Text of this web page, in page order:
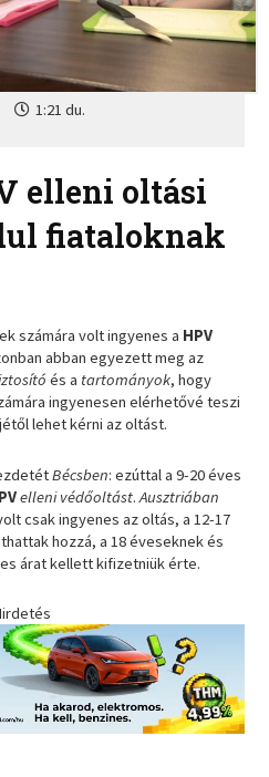
1:21 du.
elleni oltási
fiataloknak
számára volt ingyenes a HPV
abban egyezett meg az
és a tartományok, hogy
ingyenesen elérhetővé teszi
lehet kérni az oltást.
Bécsben: ezúttal a 9-20 éves
elleni védőoltást.Ausztriában
csak ingyenes az oltás, a 12-17
hozzá, a 18 éveseknek és
árat kellett kifizetniük érte.